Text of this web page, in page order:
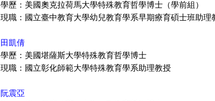
學歷：美國奧克拉荷馬大學特殊教育哲學博士（學前組）
現職：國立臺中教育大學幼兒教育學系早期療育碩士班助理
田凱倩
學歷：美國堪薩斯大學特殊教育哲學博士
現職：國立彰化師範大學特殊教育學系助理教授
阮震亞